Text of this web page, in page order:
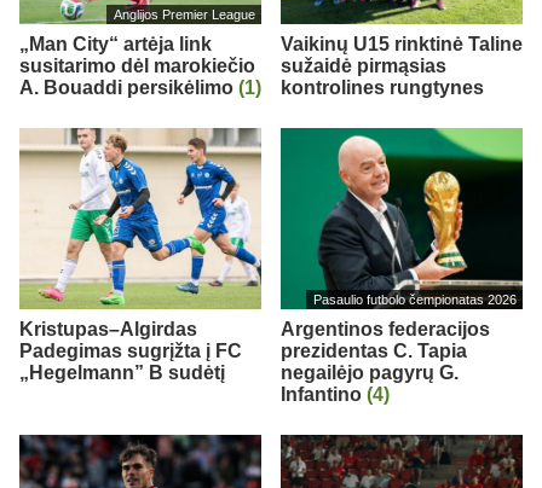
Anglijos Premier League
„Man City“ artėja link
susitarimo dėl marokiečio
A. Bouaddi persikėlimo (1)
Vaikinų U15 rinktinė Taline
sužaidė pirmąsias
kontrolines rungtynes
Kristupas–Algirdas
Padegimas sugrįžta į FC
„Hegelmann” B sudėtį
Pasaulio futbolo čempionatas 2026
Argentinos federacijos
prezidentas C. Tapia
negailėjo pagyrų G.
Infantino (4)